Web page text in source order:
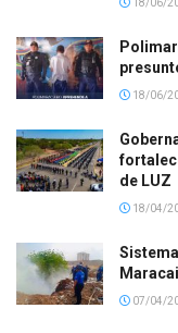
18/06/
18/06/
de LUZ
18/04/
07/04/